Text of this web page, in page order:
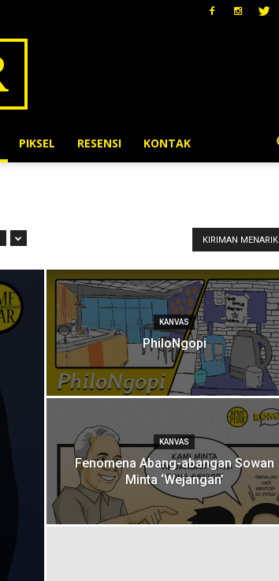
PIKSEL RESENSI KONTAK
KIRIMAN MENARIK
KANVAS
PhiloNgopi
KANVAS
Fenomena Abang-abangan Sowan
Minta ‘Wejangan’